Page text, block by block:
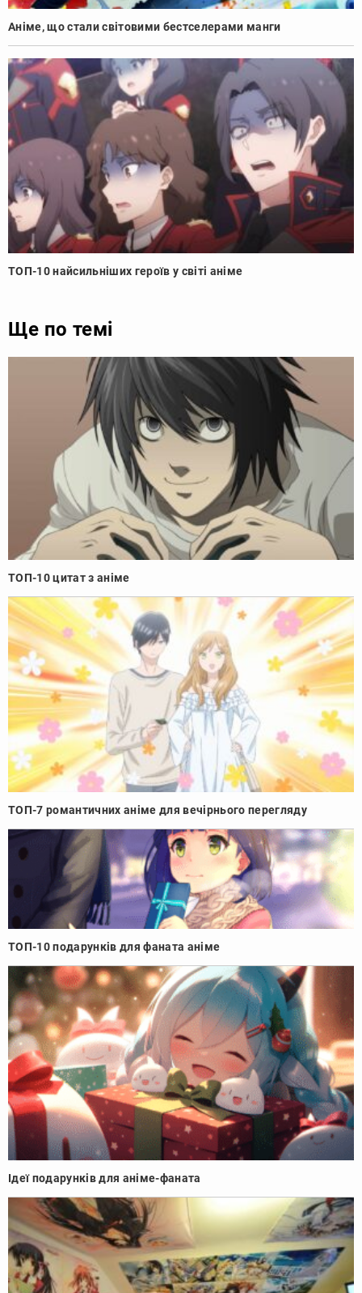
Аніме, що стали світовими бестселерами манги
ТОП-10 найсильніших героїв у світі аніме
Ще по темі
ТОП-10 цитат з аніме
ТОП-7 романтичних аніме для вечірнього перегляду
ТОП-10 подарунків для фаната аніме
Ідеї подарунків для аніме-фаната